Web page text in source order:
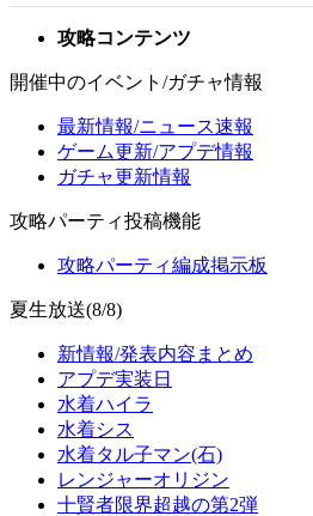
攻略コンテンツ
開催中のイベント/ガチャ情報
最新情報/ニュース速報
ゲーム更新/アプデ情報
ガチャ更新情報
攻略パーティ投稿機能
攻略パーティ編成掲示板
夏生放送(8/8)
新情報/発表内容まとめ
アプデ実装日
水着ハイラ
水着シス
水着タル子マン(石)
レンジャーオリジン
十賢者限界超越の第2弾